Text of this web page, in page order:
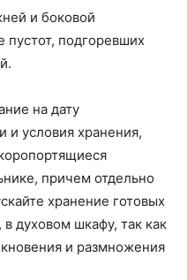
и боковой
пустот, подгоревших
на дату
и условия хранения,
причем отдельно
хранение готовых
духовом шкафу, так как
и размножения